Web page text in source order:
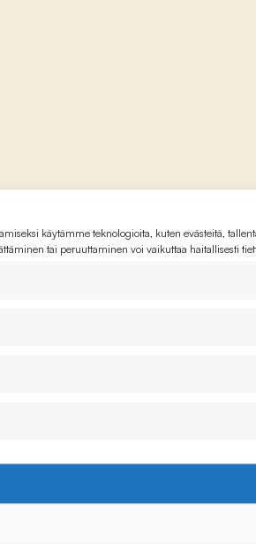
käytämme teknologioita, kuten evästeitä,
tai peruuttaminen voi vaikuttaa haitallisesti